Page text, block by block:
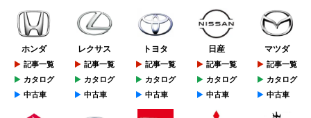
ホンダ
記事一覧
カタログ
中古車
レクサス
記事一覧
カタログ
中古車
トヨタ
記事一覧
カタログ
中古車
日産
記事一覧
カタログ
中古車
マツダ
記事一覧
カタログ
中古車